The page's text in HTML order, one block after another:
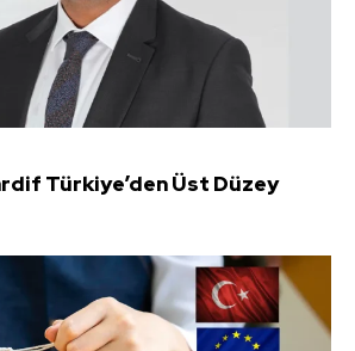
Türkiye’den Üst Düzey